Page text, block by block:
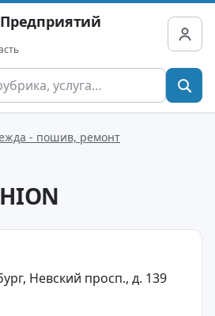
- пошив, ремонт
Невский просп., д. 139